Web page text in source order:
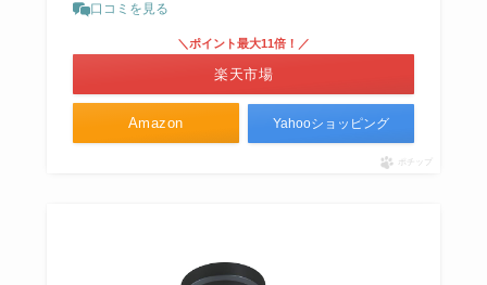
口コミを見る
Amazon
＼ポイント最大11倍！／
楽天市場
Yahooショッピング
ポチップ